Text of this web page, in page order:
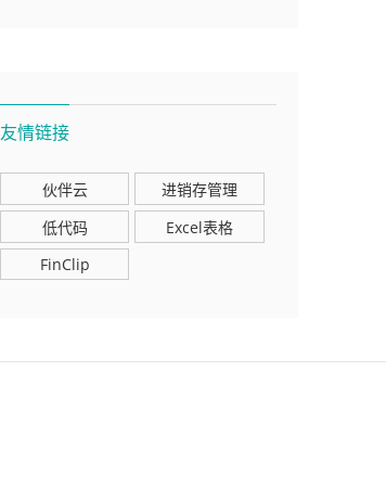
友情链接
伙伴云
进销存管理
低代码
Excel表格
FinClip